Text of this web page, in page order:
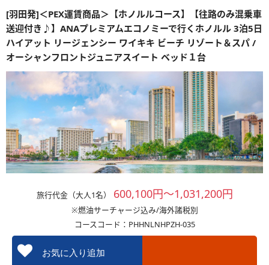
[羽田発]＜PEX運賃商品＞【ホノルルコース】【往路のみ混乗車
送迎付き♪】ANAプレミアムエコノミーで行くホノルル 3泊5日
ハイアット リージェンシー ワイキキ ビーチ リゾート＆スパ /
オーシャンフロントジュニアスイート ベッド１台
旅行代金（大人1名） 600,100円～1,031,200円
※燃油サーチャージ込み/海外諸税別
コースコード：PHHNLNHPZH-035
お気に入り追加